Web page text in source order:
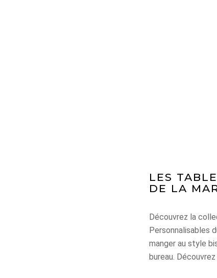
LES
DE LA
Découvrez la
Personnalisables
manger au style
bureau.